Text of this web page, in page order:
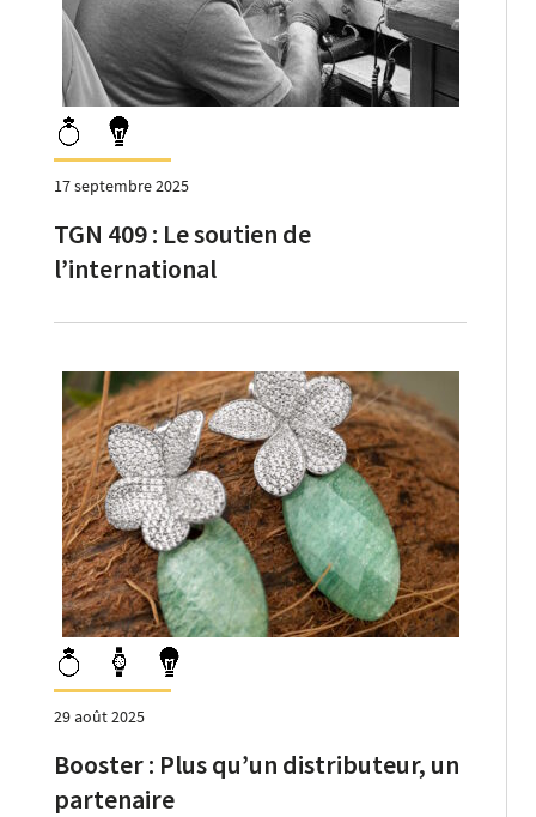
17 septembre 2025
TGN 409 : Le soutien de
l’international
29 août 2025
Booster : Plus qu’un distributeur, un
partenaire